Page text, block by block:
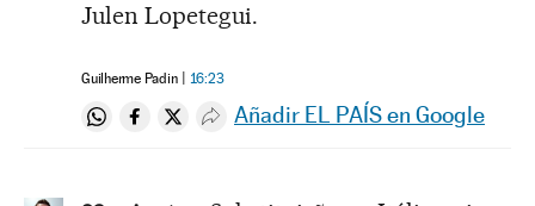
Julen Lopetegui.
Guilherme Padin 16:23
Compartir en Whatsapp
Compartir en Facebook
Compartir en Twitter
Desplegar Redes Sociales
Añadir EL PAÍS en Google